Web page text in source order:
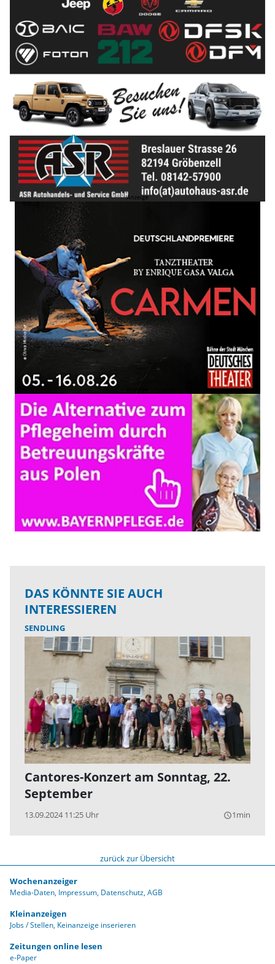
DAS KÖNNTE SIE AUCH
INTERESSIEREN
SENDLING
Cantores-Konzert am Sonntag, 22.
September
13.09.2024 11:25 Uhr query_builder1min
zurück zur Übersicht
Wochenanzeiger
Media-Daten Impressum Datenschutz AGB
Kleinanzeigen
Jobs / Stellen Keinanzeige inserieren
Zeitungen online lesen
e-Paper